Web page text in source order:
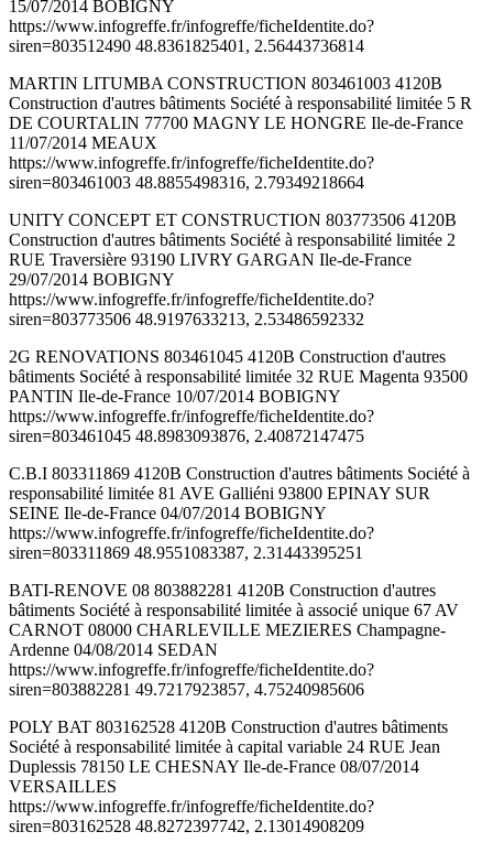
15/07/2014 BOBIGNY
https://www.infogreffe.fr/infogreffe/ficheIdentite.do?
siren=803512490 48.8361825401, 2.56443736814
MARTIN LITUMBA CONSTRUCTION 803461003 4120B
Construction d'autres bâtiments Société à responsabilité limitée 5 R
DE COURTALIN 77700 MAGNY LE HONGRE Ile-de-France
11/07/2014 MEAUX
https://www.infogreffe.fr/infogreffe/ficheIdentite.do?
siren=803461003 48.8855498316, 2.79349218664
UNITY CONCEPT ET CONSTRUCTION 803773506 4120B
Construction d'autres bâtiments Société à responsabilité limitée 2
RUE Traversière 93190 LIVRY GARGAN Ile-de-France
29/07/2014 BOBIGNY
https://www.infogreffe.fr/infogreffe/ficheIdentite.do?
siren=803773506 48.9197633213, 2.53486592332
2G RENOVATIONS 803461045 4120B Construction d'autres
bâtiments Société à responsabilité limitée 32 RUE Magenta 93500
PANTIN Ile-de-France 10/07/2014 BOBIGNY
https://www.infogreffe.fr/infogreffe/ficheIdentite.do?
siren=803461045 48.8983093876, 2.40872147475
C.B.I 803311869 4120B Construction d'autres bâtiments Société à
responsabilité limitée 81 AVE Galliéni 93800 EPINAY SUR
SEINE Ile-de-France 04/07/2014 BOBIGNY
https://www.infogreffe.fr/infogreffe/ficheIdentite.do?
siren=803311869 48.9551083387, 2.31443395251
BATI-RENOVE 08 803882281 4120B Construction d'autres
bâtiments Société à responsabilité limitée à associé unique 67 AV
CARNOT 08000 CHARLEVILLE MEZIERES Champagne-
Ardenne 04/08/2014 SEDAN
https://www.infogreffe.fr/infogreffe/ficheIdentite.do?
siren=803882281 49.7217923857, 4.75240985606
POLY BAT 803162528 4120B Construction d'autres bâtiments
Société à responsabilité limitée à capital variable 24 RUE Jean
Duplessis 78150 LE CHESNAY Ile-de-France 08/07/2014
VERSAILLES
https://www.infogreffe.fr/infogreffe/ficheIdentite.do?
siren=803162528 48.8272397742, 2.13014908209